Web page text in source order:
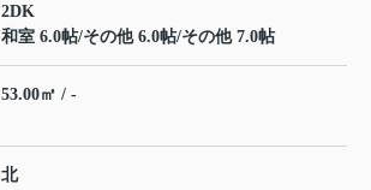
2DK
和室 6.0帖/その他 6.0帖/その他 7.0帖
53.00㎡ / -
北